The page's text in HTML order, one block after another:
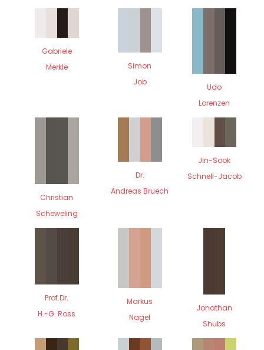
Gabriele
Merkle
Simon
Job
Udo
Lorenzen
Christian
Scheweling
Dr.
Andreas Bruech
Jin-Sook
Schnell-Jacob
Prof.Dr.
H.-G. Ross
Markus
Nagel
Jonathan
Shubs